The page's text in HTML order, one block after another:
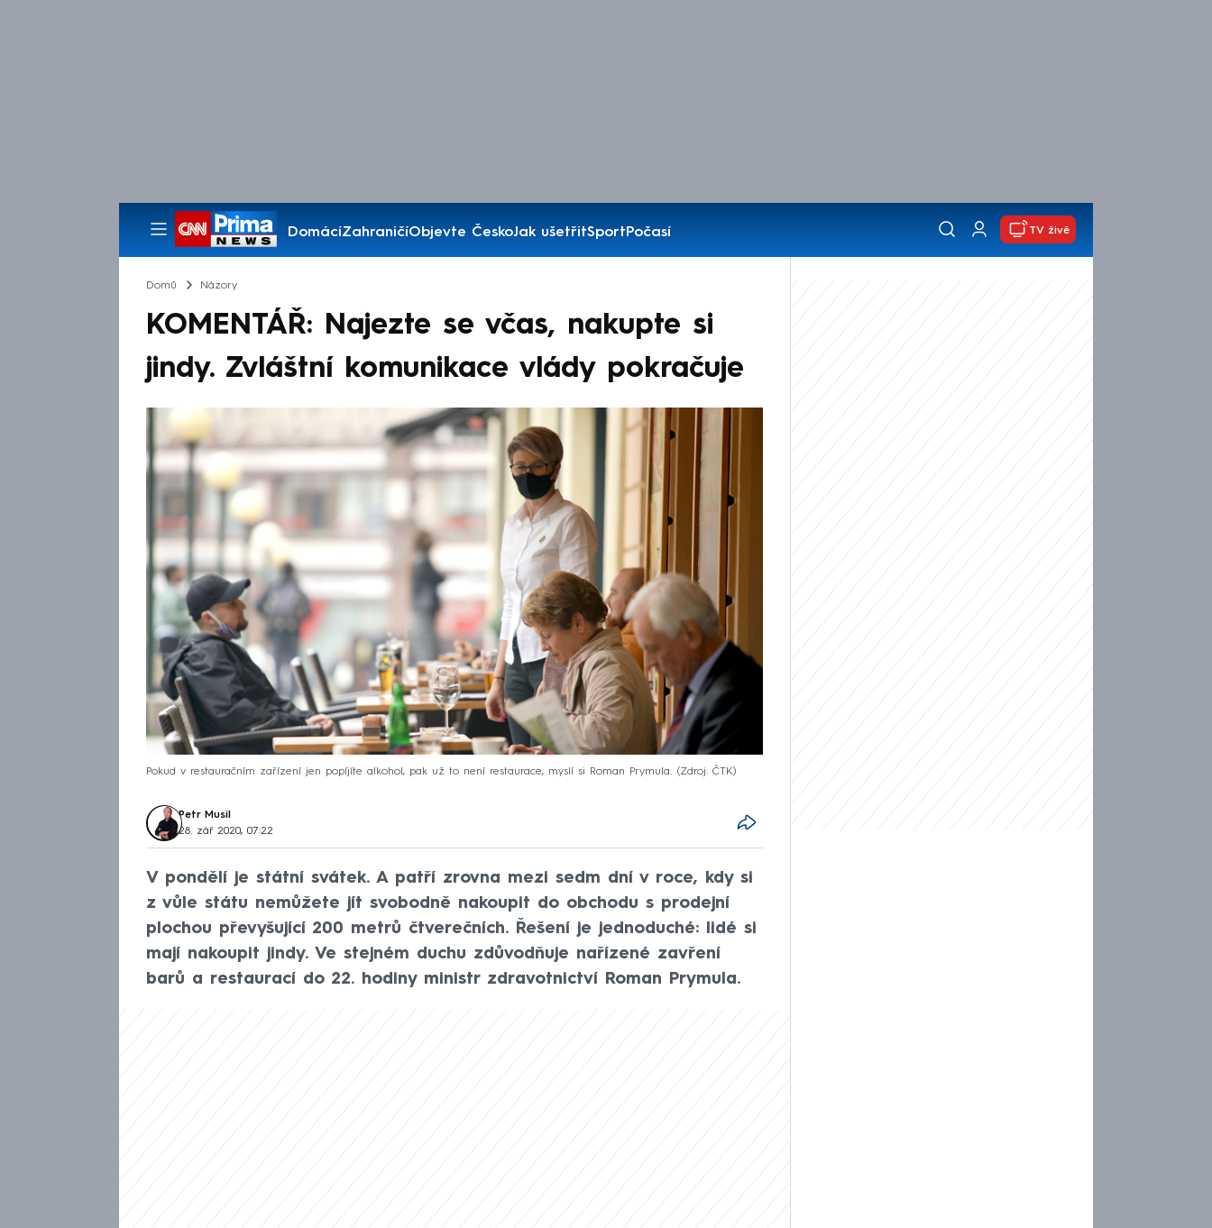
DomácíZahraničíObjevte ČeskoJak ušetřitSportPočasí
Pořady
TV živě
Domů Názory
KOMENTÁŘ: Najezte se včas, nakupte si
jindy. Zvláštní komunikace vlády pokračuje
Pokud v restauračním zařízení jen popíjíte alkohol, pak už to není restaurace, myslí si Roman Prymula. Zdroj: ČTK
Petr Musil
28. zář 2020, 07:22
V pondělí je státní svátek. A patří zrovna mezi sedm dní v roce, kdy si
z vůle státu nemůžete jít svobodně nakoupit do obchodu s prodejní
plochou převyšující 200 metrů čtverečních. Řešení je jednoduché: lidé si
mají nakoupit jindy. Ve stejném duchu zdůvodňuje nařízené zavření
barů a restaurací do 22. hodiny ministr zdravotnictví Roman Prymula.